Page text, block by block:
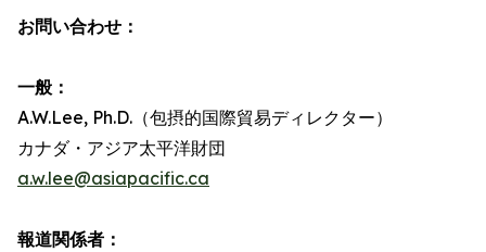
お問い合わせ：
一般：
A.W.Lee, Ph.D.（包摂的国際貿易ディレクター）
カナダ・アジア太平洋財団
a.w.lee@asiapacific.ca
報道関係者：